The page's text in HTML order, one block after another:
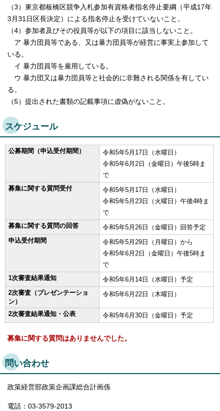
（3）東京都板橋区競争入札参加有資格者指名停止要綱（平成17年
3月31日区長決定）による指名停止を受けていないこと。
（4）参加者及びその役員等が以下の項目に該当しないこと。
ア 暴力団員等である、又は暴力団員等が経営に事実上参加して
いる。
イ 暴力団員等を雇用している。
ウ 暴力団又は暴力団員等と社会的に非難される関係を有してい
る。
（5）提出された書類の記載事項に虚偽がないこと。
スケジュール
公募期間（申込受付期間）
令和5年5月17日（水曜日）
令和5年6月2日（金曜日）午後5時ま
で
募集に関する質問受付
令和5年5月17日（水曜日）
令和5年5月23日（火曜日）午後4時ま
で
募集に関する質問の回答
令和5年5月26日（金曜日）回答予定
申込受付期間
令和5年5月29日（月曜日）から
令和5年6月2日（金曜日）午後5時ま
で
1次審査結果通知
令和5年6月14日（水曜日）予定
2次審査（プレゼンテーショ
ン）
令和5年6月22日（木曜日）
2次審査結果通知・公表 令和5年6月30日（金曜日）予定
募集に関する質問はありませんでした。
問い合わせ
政策経営部政策企画課総合計画係
電話：03-3579-2013